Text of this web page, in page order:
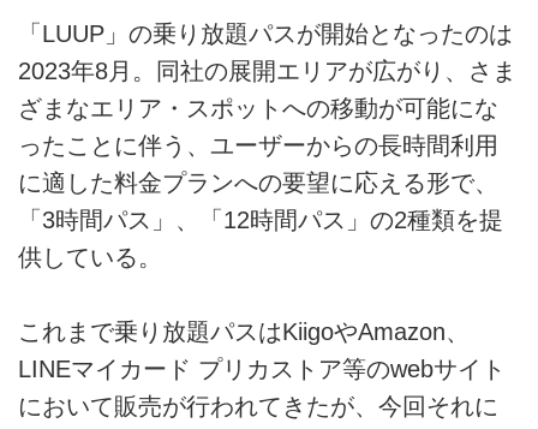
「LUUP」の乗り放題パスが開始となったのは
2023年8月。同社の展開エリアが広がり、さま
ざまなエリア・スポットへの移動が可能にな
ったことに伴う、ユーザーからの長時間利用
に適した料金プランへの要望に応える形で、
「3時間パス」、「12時間パス」の2種類を提
供している。
これまで乗り放題パスはKiigoやAmazon、
LINEマイカード プリカストア等のwebサイト
において販売が行われてきたが、今回それに